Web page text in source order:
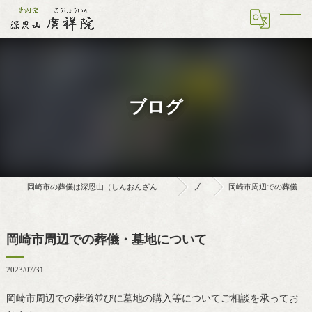
ブログ
ブログ 岡崎市周辺での葬儀・墓地について
岡崎市周辺での葬儀・墓地について
2023/07/31
岡崎市周辺での葬儀並びに墓地の購入等についてご相談を承ってお